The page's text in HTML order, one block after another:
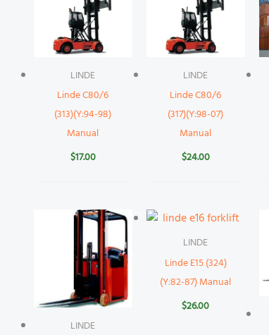
LINDE
Linde C80/6
(313)(Y:94-98)
Manual
$17.00
LINDE
Linde C80/6
(317)(Y:98-07)
Manual
$24.00
LINDE
LINDE
Linde E15 (324)
(Y:82-87) Manual
$26.00